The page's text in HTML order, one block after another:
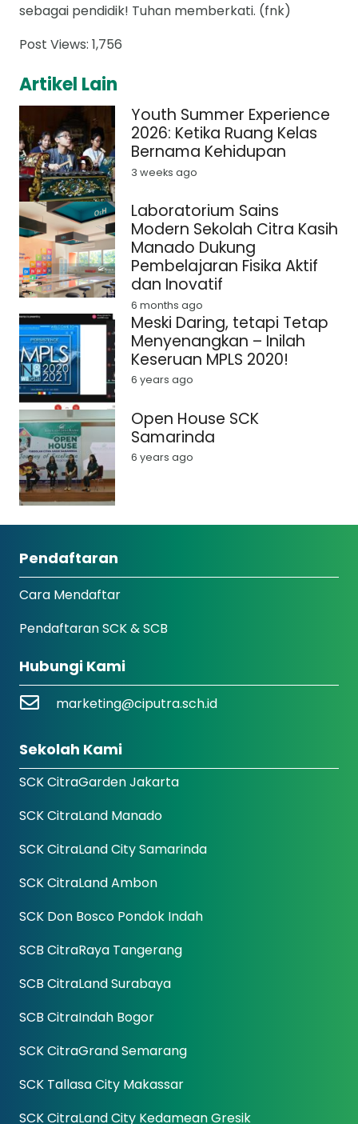
sebagai pendidik! Tuhan memberkati. (fnk)
Post Views: 1,756
Artikel Lain
Youth Summer Experience
2026: Ketika Ruang Kelas
Bernama Kehidupan
3 weeks ago
Laboratorium Sains
Modern Sekolah Citra Kasih
Manado Dukung
Pembelajaran Fisika Aktif
dan Inovatif
6 months ago
Meski Daring, tetapi Tetap
Menyenangkan – Inilah
Keseruan MPLS 2020!
6 years ago
Open House SCK
Samarinda
6 years ago
Pendaftaran
Cara Mendaftar
Pendaftaran SCK & SCB
Hubungi Kami
marketing@ciputra.sch.id
Sekolah Kami
SCK CitraGarden Jakarta
SCK CitraLand Manado
SCK CitraLand City Samarinda
SCK CitraLand Ambon
SCK Don Bosco Pondok Indah
SCB CitraRaya Tangerang
SCB CitraLand Surabaya
SCB CitraIndah Bogor
SCK CitraGrand Semarang
SCK Tallasa City Makassar
SCK CitraLand City Kedamean Gresik